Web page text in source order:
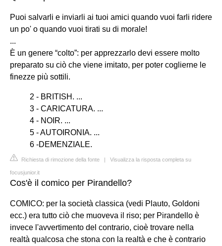
Puoi salvarli e inviarli ai tuoi amici quando vuoi farli ridere
un po' o quando vuoi tirati su di morale!
...
È un genere “colto”: per apprezzarlo devi essere molto
preparato su ciò che viene imitato, per poter coglierne le
finezze più sottili.
2 - BRITISH. ...
3 - CARICATURA. ...
4 - NOIR. ...
5 - AUTOIRONIA. ...
6 -DEMENZIALE.
Richiesta di rimozione della fonte | Visualizza la risposta completa su
focusjunior.it
Cos'è il comico per Pirandello?
COMICO: per la società classica (vedi Plauto, Goldoni
ecc.) era tutto ciò che muoveva il riso; per Pirandello è
invece l'avvertimento del contrario, cioè trovare nella
realtà qualcosa che stona con la realtà e che è contrario